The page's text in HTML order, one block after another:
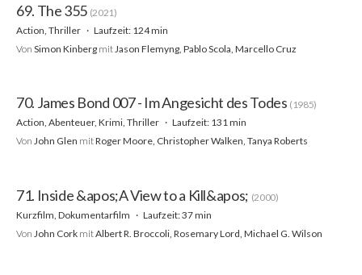
69. The 355 (2021)
Action, Thriller
Laufzeit: 124 min
Von Simon Kinberg mit Jason Flemyng, Pablo Scola, Marcello Cruz
70. James Bond 007 - Im Angesicht des Todes (1985)
Action, Abenteuer, Krimi, Thriller
Laufzeit: 131 min
Von John Glen mitRoger Moore, Christopher Walken, Tanya Roberts
71. Inside &apos;A View to a Kill&apos; (2000)
Kurzfilm, Dokumentarfilm
Laufzeit: 37 min
Von John Cork mitAlbert R. Broccoli, Rosemary Lord, Michael G. Wilson